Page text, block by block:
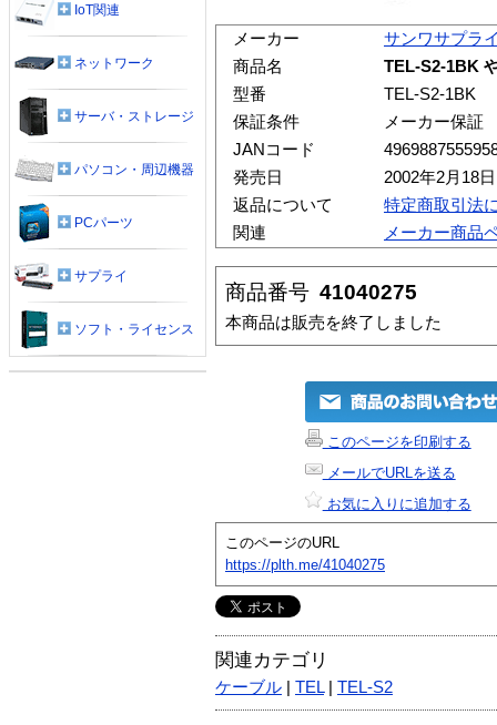
メーカー
サンワサプラ
商品名
TEL-S2-1BK
型番
TEL-S2-1BK
保証条件
メーカー保証
JANコード
発売日
2002年2月18日
返品について
特定商取引法
関連
メーカー商品
商品番号 41040275
本商品は販売を終了しました
このページを印刷する
メールでURLを送る
お気に入りに追加する
このページのURL
https://plth.me/41040275
関連カテゴリ
ケーブル TEL| TEL-S2
IoT関連
ネットワーク
サーバ・ストレージ
パソコン・周辺機器
PCパーツ
サプライ
ソフト・ライセンス